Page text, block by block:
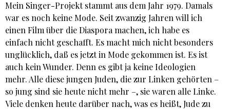
Mein Singer-Projekt stammt aus dem Jahr 1979. Damals
war es noch keine Mode. Seit zwanzig Jahren will ich
einen Film über die Diaspora machen, ich habe es
einfach nicht geschafft. Es macht mich nicht besonders
unglücklich, daß es jetzt in Mode gekommen ist. Es ist
auch kein Wunder. Denn es gibt ja keine Ideologien
mehr. Alle diese jungen Juden, die zur Linken gehörten –
so jung sind sie heute nicht mehr –, sie waren alle Linke.
Viele denken heute darüber nach, was es heißt, Jude zu